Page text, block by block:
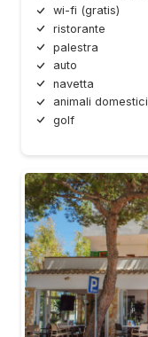
wi-fi (gratis)
ristorante
palestra
auto
navetta
animali domestici
golf